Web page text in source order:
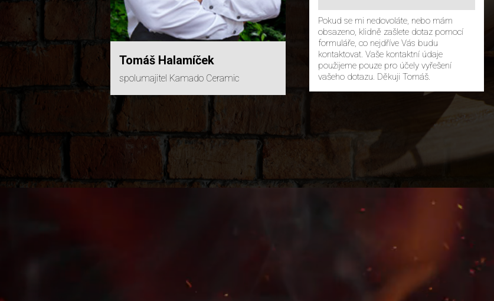
Tomáš Halamíček
spolumajitel Kamado Ceramic
Pokud se mi nedovoláte, nebo mám
obsazeno, klidně zašlete dotaz pomocí
formuláře, co nejdříve Vás budu
kontaktovat. Vaše kontaktní údaje
použijeme pouze pro účely vyřešení
vašeho dotazu. Děkuji Tomáš.